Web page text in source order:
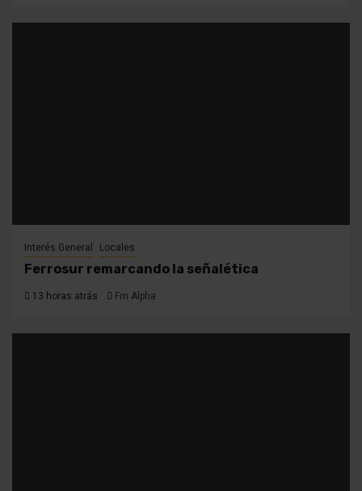
Interés General Locales
Ferrosur remarcando la señalética
13 horas atrás Fm Alpha